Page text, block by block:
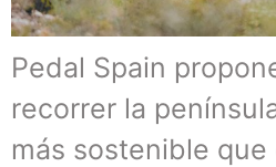
Pedal Spain
recorrer la
más sostenible que